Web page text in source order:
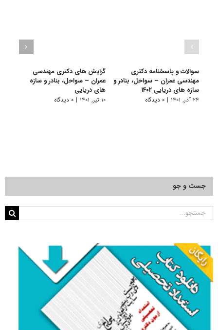
سوالات و پاسخنامه دکتری
مهندسی عمران – سواحل، بنادر و
سازه های دریایی ۱۴۰۲
۲۴ آذر, ۱۴۰۱ | ۰ دیدگاه
گرایش های دکتری ﻣﻬﻨﺪسی
ﻋﻤﺮان – ﺳﻮاﺣﻞ، ﺑﻨﺎدر و ﺳﺎزه
ﻫﺎی دریایی
۱۰ تیر, ۱۴۰۱ | ۰ دیدگاه
جست و جو
جستجو